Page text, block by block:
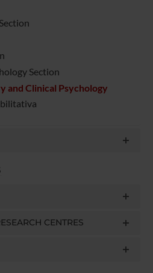
Section
and Clinical Psychology
CENTRES